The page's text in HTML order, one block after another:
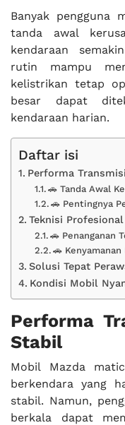
Banyak pengguna
tanda awal
kendaraan
rutin mampu
kelistrikan tetap
besar dapat
kendaraan harian.
Daftar isi
Performa
🚗 Tanda Awal
🚗 Pentingnya
Teknisi
🚗 Penanganan
🚗
Solusi Tepat
Kondisi Mobil
Performa
Stabil
Mobil Mazda
berkendara yang
stabil. Namun,
berkala dapat